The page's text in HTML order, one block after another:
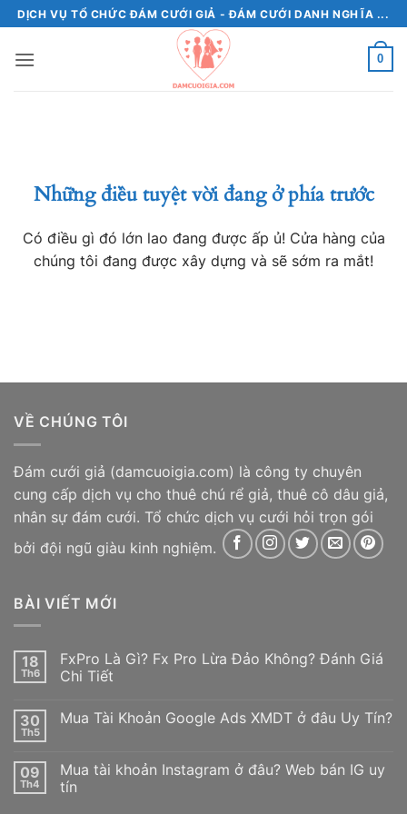
qua
nội
DỊCH VỤ TỔ CHỨC ĐÁM CƯỚI GIẢ - ĐÁM CƯỚI DANH NGHĨA ...
0
Những điều tuyệt vời đang ở phía trước
Có điều gì đó lớn lao đang được ấp ủ! Cửa hàng của
chúng tôi đang được xây dựng và sẽ sớm ra mắt!
VỀ CHÚNG TÔI
Đám cưới giả (damcuoigia.com) là công ty chuyên
cung cấp dịch vụ cho thuê chú rể giả, thuê cô dâu giả,
nhân sự đám cưới. Tổ chức dịch vụ cưới hỏi trọn gói
bởi đội ngũ giàu kinh nghiệm.
BÀI VIẾT MỚI
18
Th6
FxPro Là Gì? Fx Pro Lừa Đảo Không? Đánh Giá
Chi Tiết
bình
Là
Gì?
Fx
30
Th5
Mua Tài Khoản Google Ads XMDT ở đâu Uy Tín?
luận
ở
Mua
09
Th4
Mua tài khoản Instagram ở đâu? Web bán IG uy
tín